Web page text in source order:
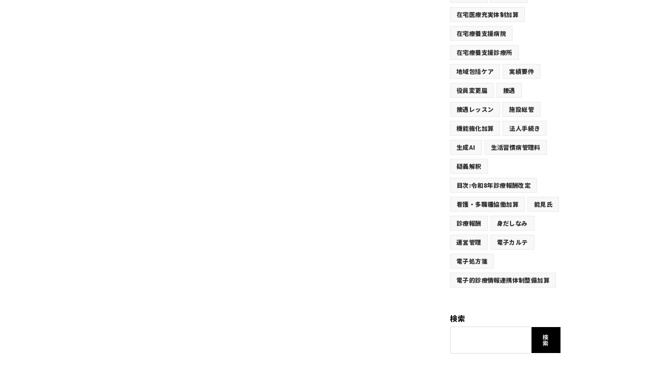
在宅医療充実体制加算
在宅療養支援病院
在宅療養支援診療所
地域包括ケア 実績要件
役員変更届 接遇
接遇レッスン 施設総管
機能強化加算 法人手続き
生成AI 生活習慣病管理料
疑義解釈
目次:令和8年診療報酬改定
看護・多職種協働加算 能見氏
診療報酬 身だしなみ
運営管理 電子カルテ
電子処方箋
電子的診療情報連携体制整備加算
検索
検
索